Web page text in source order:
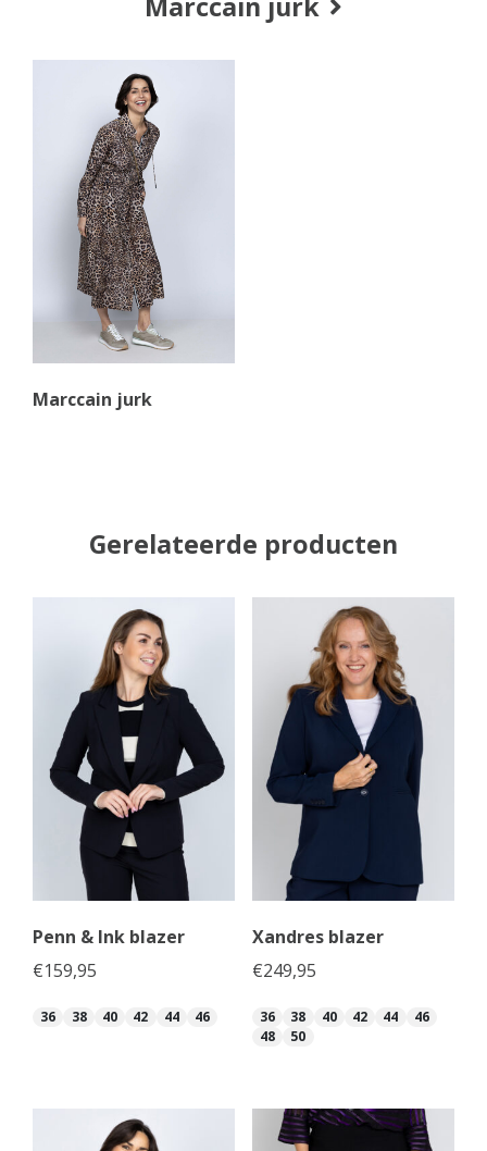
Marccain jurk
Gerelateerde producten
Penn & Ink blazer
€159,95
36 38 40 42 44 46
Xandres blazer
€249,95
36 38 40 42 44
46
48
50